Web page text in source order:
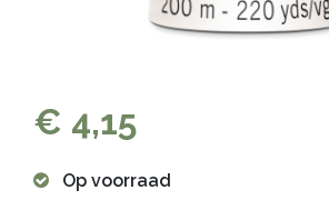
€ 4,15
Op voorraad